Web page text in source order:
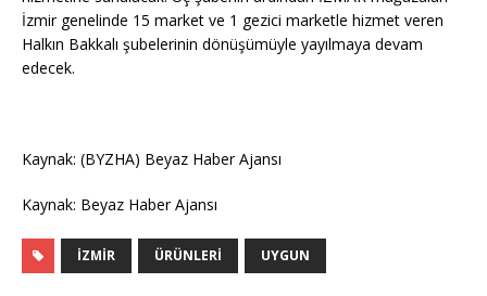
İzmir genelinde 15 market ve 1 gezici marketle hizmet veren
Halkın Bakkalı şubelerinin dönüşümüyle yayılmaya devam
edecek.
Kaynak: (BYZHA) Beyaz Haber Ajansı
Kaynak: Beyaz Haber Ajansı
İZMIR ÜRÜNLERI UYGUN